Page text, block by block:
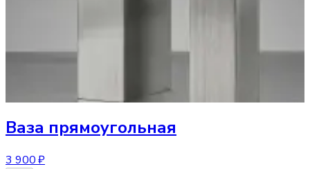
Ваза прямоугольная
3 900 ₽